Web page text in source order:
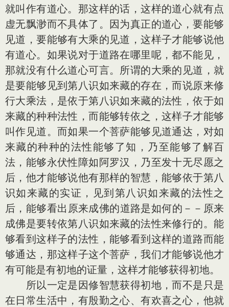
就叫作有道心。那这样的话，这样的道心就有点
虚无飘渺而不具体了。因为真正的道心，要能够
见道，要能够有大乘的见道，这样子才能够说他
有道心。如果说对于道路在哪里呢，都不能见，
那就没有什么道心可言。所谓的大乘的见道，就
是要能够见到第八识如来藏的存在，而说原来修
行大乘法，是依于第八识如来藏的法性，依于如
来藏的种种法性，而能够转依之，这样子才能够
叫作见道。而如果一个菩萨能够见道通达，对如
来藏的种种的法性能够了知，乃至能够了解百
法，能够永伏性障如阿罗汉，乃至发十无尽愿之
后，他才能够说他有那样的智慧，能够依于第八
识如来藏的实证，见到第八识如来藏的法性之
后，能够看出原来成佛的道路是如何的－－原来
成佛是要转依第八识如来藏的法性来修行的。能
够看到这样子的法性，能够看到这样的道路而能
够通达，那这样子这个菩萨，我们才能够说他才
有可能是有初地的证量，这样才能够获得初地。
所以一定是因修智慧获得初地，而不是只是
在日常生活中，有殷勤之心、有欢喜之心，他就